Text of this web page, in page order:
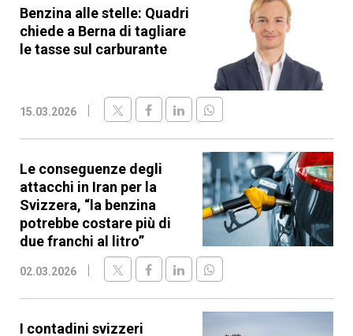
Benzina alle stelle: Quadri
chiede a Berna di tagliare
le tasse sul carburante
15.03.2026
Le conseguenze degli
attacchi in Iran per la
Svizzera, “la benzina
potrebbe costare più di
due franchi al litro”
02.03.2026
I contadini svizzeri